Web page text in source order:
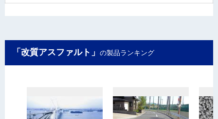
「改質アスファルト」 の製品ランキング